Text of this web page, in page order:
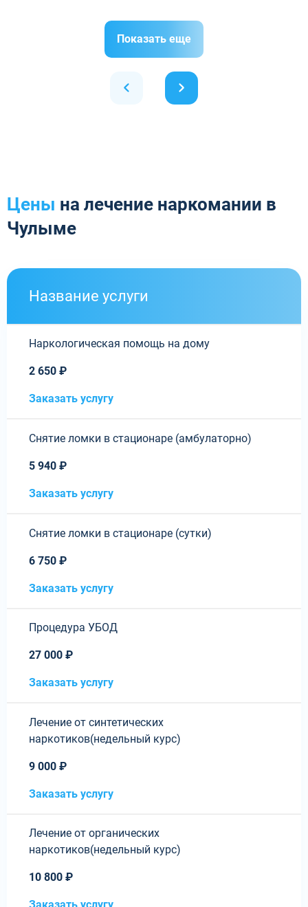
Показать еще
Цены на лечение наркомании в
Чулыме
Название услуги
Наркологическая помощь на дому
2 650 ₽
Заказать услугу
Снятие ломки в стационаре (амбулаторно)
5 940 ₽
Заказать услугу
Снятие ломки в стационаре (сутки)
6 750 ₽
Заказать услугу
Процедура УБОД
27 000 ₽
Заказать услугу
Лечение от синтетических
наркотиков(недельный курс)
9 000 ₽
Заказать услугу
Лечение от органических
наркотиков(недельный курс)
10 800 ₽